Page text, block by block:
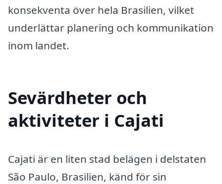
konsekventa över hela Brasilien, vilket
underlättar planering och kommunikation
inom landet.
Sevärdheter och
aktiviteter i Cajati
Cajati är en liten stad belägen i delstaten
São Paulo, Brasilien, känd för sin